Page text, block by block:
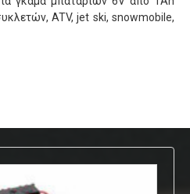
ATV, jet ski, snowmobile,